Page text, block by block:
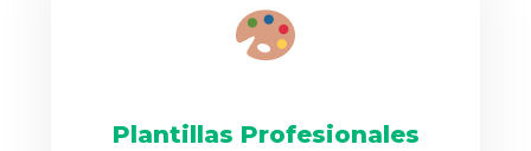
Plantillas Profesionales